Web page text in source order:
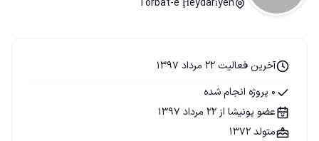
آخرین فعالیت 22 مرداد 1397
0 پروژه انجام شده
عضو پونیشا از 22 مرداد 1397
متولد 1372